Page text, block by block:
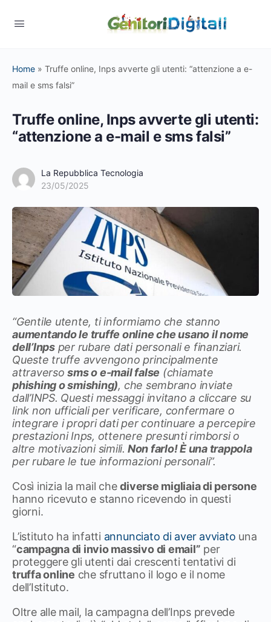
Home » Truffe online, Inps avverte gli utenti: “attenzione a e-
mail e sms falsi”
Truffe online, Inps avverte gli utenti:
“attenzione a e-mail e sms falsi”
La Repubblica Tecnologia
23/05/2025
“Gentile utente, ti informiamo che stanno
aumentando le truffe online che usano il nome
dell’Inpsper rubare dati personali e finanziari.
Queste truffe avvengono principalmente
attraversosms o e-mail false (chiamate
phishing osmishing), che sembrano inviate
dall’INPS. Questi messaggi invitano a cliccare su
link non ufficiali per verificare, confermare o
integrare i propri dati per continuare a percepire
prestazioni Inps, ottenere presunti rimborsi o
altre motivazioni simili. Non farlo! È una trappola
per rubare le tue informazioni personali”.
Così inizia la mail chediverse migliaia di persone
hanno ricevuto e stanno ricevendo in questi
giorni.
L’istituto ha infatti annunciato di aver avviato una
“campagna di invio massivo di email” per
proteggere gli utenti dai crescenti tentativi di
truffa online che sfruttano il logo e il nome
dell’Istituto.
Oltre alle mail, la campagna dell’Inps prevede